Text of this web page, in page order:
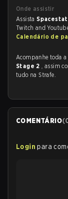
Onde assistir
Assista
Twitch and
Calendário de
Acompanhe toda a
Stage 2 , assim
tudo na Strafe.
COMENTÁRIO(
Login para